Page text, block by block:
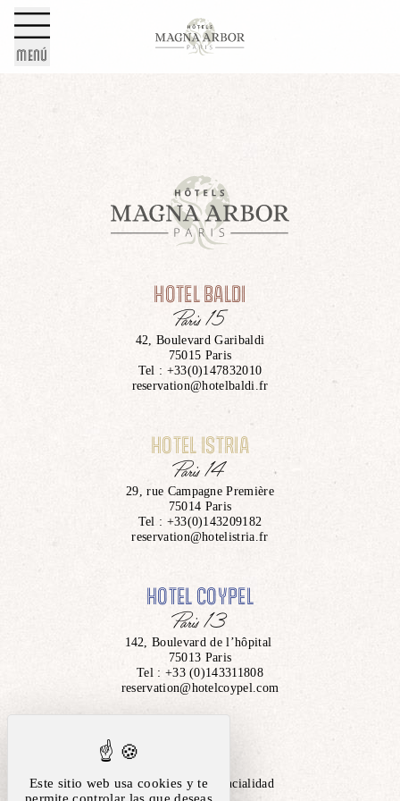
MENÚ
NUESTROS
FOTOS
ACTUALIDAD
FAQ
Elija su hotel
Número de personas
Código promocional
VÉRIFIER LA DISPONIBILITÉ
HOTEL BALDI
Paris 15
42, Boulevard Garibaldi
75015 Paris
Tel : +33(0)147832010
reservation@hotelbaldi.fr
HOTEL ISTRIA
Paris 14
29, rue Campagne Première
75014 Paris
Tel : +33(0)143209182
reservation@hotelistria.fr
HOTEL COYPEL
Paris 13
142, Boulevard de l’hôpital
75013 Paris
Tel : +33 (0)143311808
reservation@hotelcoypel.com
Política de confidencialidad
Panel de gestión de cookies
Este sitio web usa cookies y te